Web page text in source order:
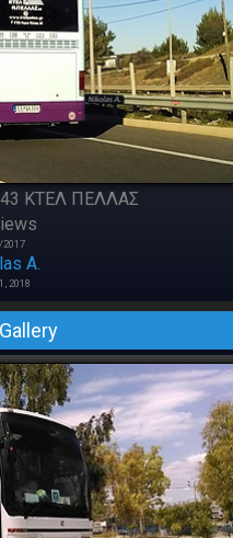
ΚΤΕΛ ΠΕΛΛΑΣ
A.
2018